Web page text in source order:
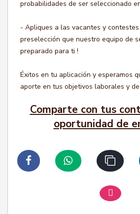
probabilidades de ser seleccionado
- Apliques a las vacantes y
preselección que nuestro equipo de
preparado para ti !
Éxitos en tu aplicación y esperamos
aporte en tus objetivos laborales y
Comparte con tus
oportunidad de